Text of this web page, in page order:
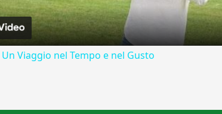
Un Viaggio nel Tempo e nel Gusto